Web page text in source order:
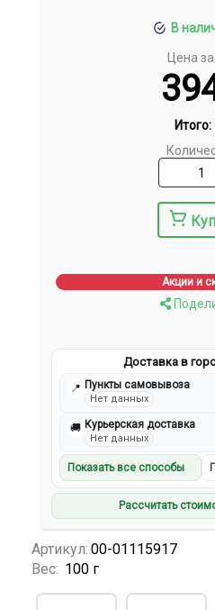
В
Цена
Итого:
Акции и
Доставка в
📍 Пункты самовывоза
Нет данных
🚚 Курьерская доставка
Нет данных
Показать все способы
Рассчитать
Артикул: 00-01115917
Вес: 100 г